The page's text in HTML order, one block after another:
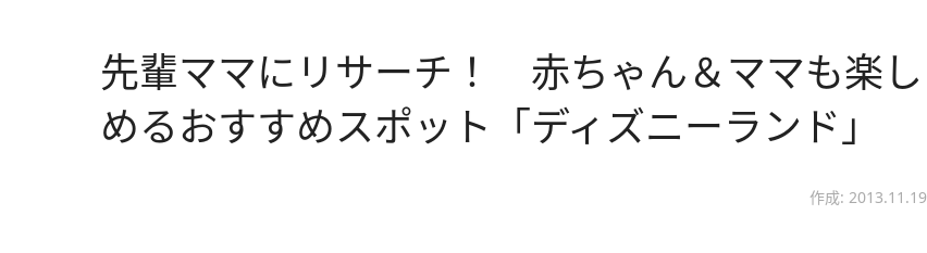
先輩ママにリサーチ！ 赤ちゃん＆ママも楽し
めるおすすめスポット「ディズニーランド」
作成: 2013.11.19